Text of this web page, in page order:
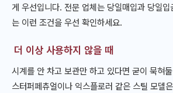
게 우선입니다. 전문 업체는 당일매입과 당일
는 이런 조건을 우선 확인하세요.
더 이상 사용하지 않을 때
시계를 안 차고 보관만 하고 있다면 굳이 묵혀
스터퍼페츄얼이나 익스플로러 같은 스틸 모델